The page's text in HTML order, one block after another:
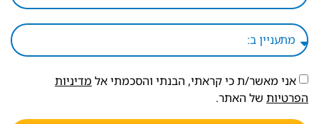
אני מאשר/ת כי קראתי, הבנתי והסכמתי אל מדיניות
הפרטיות של האתר.